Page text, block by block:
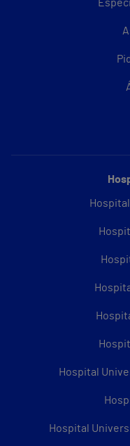
Hospital
Hospital